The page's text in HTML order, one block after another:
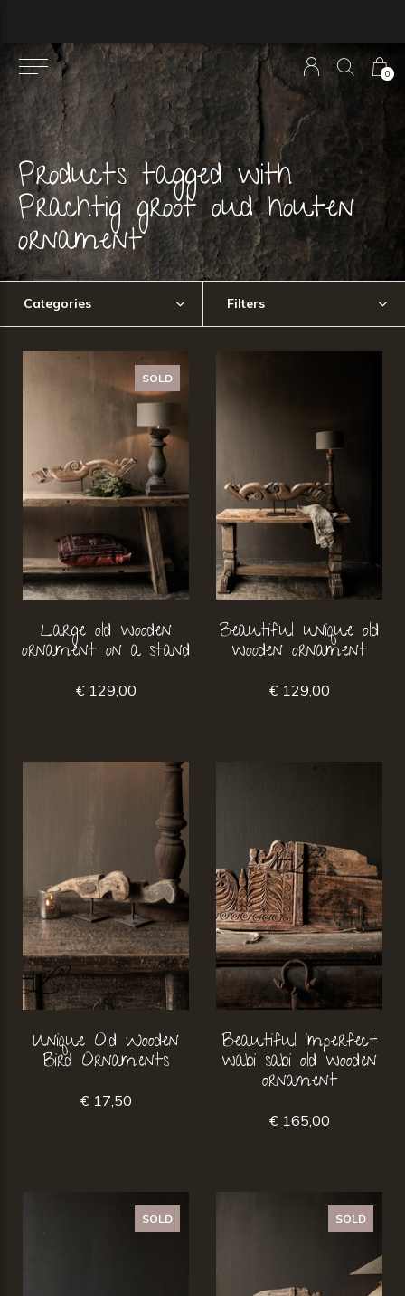
0
Products tagged with
Prachtig groot oud houten
ornament
Categories Filters
SOLD
Large old wooden
ornament on a stand
€ 129,00
Beautiful unique old
wooden ornament
€ 129,00
Unique Old Wooden
Bird Ornaments
€ 17,50
Beautiful imperfect
wabi sabi old wooden
ornament
€ 165,00
SOLD SOLD